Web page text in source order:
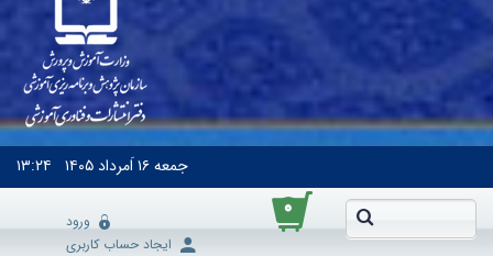
جمعه۱۶ اَمرداد ۱۴۰۵ ۱۳:۲۴
۰
ورود
ایجاد حساب کاربری